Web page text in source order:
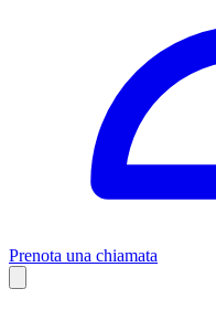
Prenota una chiamata